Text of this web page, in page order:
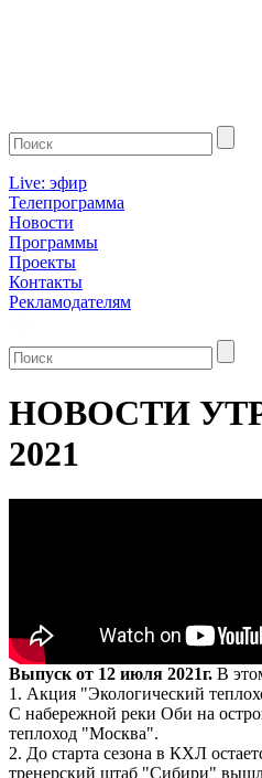
Live: эфир
Телепрограмма
Новости
Программы
Проекты
Контакты
Рекламодателям
НОВОСТИ
2021
Выпуск от 12 июля 2021г. В
1. Акция "Экологический
С набережной реки Оби на
теплоход "Москва".
2. До старта сезона в КХЛ
тренерский штаб "Сибири"